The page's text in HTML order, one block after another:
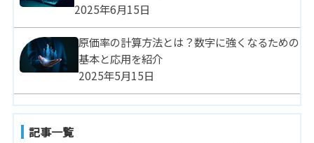
2025年6月15日
原価率の計算方法とは？数字に強くなるための
基本と応用を紹介
2025年5月15日
記事一覧